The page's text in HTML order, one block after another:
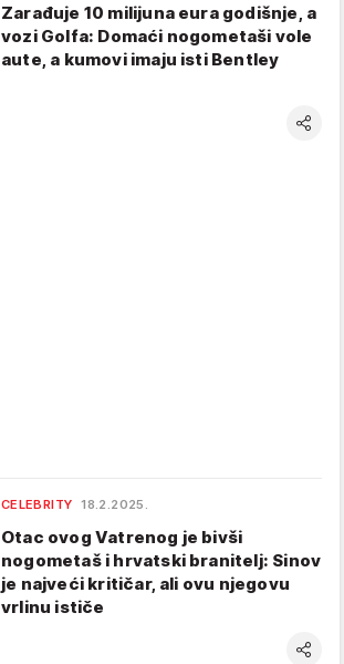
Zarađuje 10 milijuna eura godišnje, a
vozi Golfa: Domaći nogometaši vole
aute, a kumovi imaju isti Bentley
CELEBRITY 18.2.2025.
Otac ovog Vatrenog je bivši
nogometaš i hrvatski branitelj: Sinov
je najveći kritičar, ali ovu njegovu
vrlinu ističe